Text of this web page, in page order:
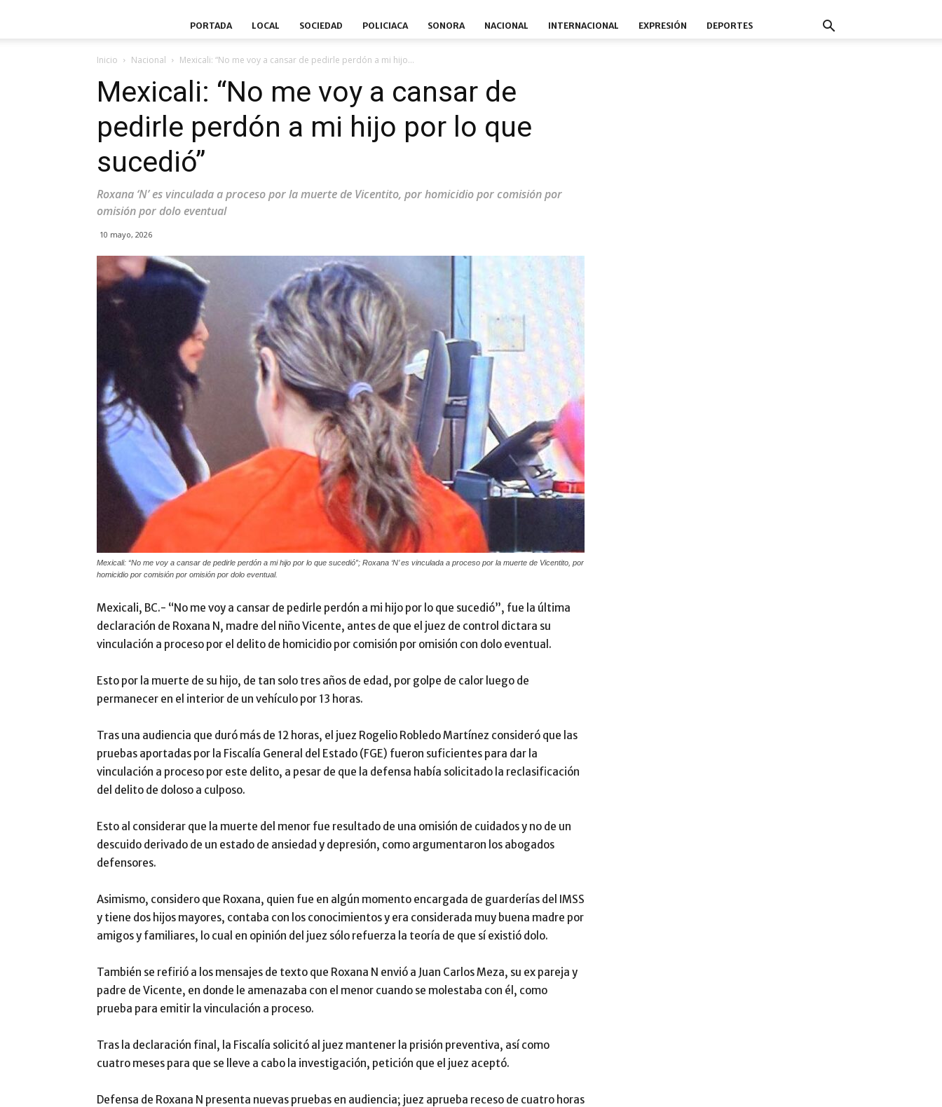
PORTADA LOCAL SOCIEDAD POLICIACA SONORA NACIONAL INTERNACIONAL EXPRESIÓN DEPORTES
Inicio Nacional Mexicali: “No me voy a cansar de pedirle perdón a mi hijo...
Mexicali: “No me voy a cansar de
pedirle perdón a mi hijo por lo que
sucedió”
Roxana ‘N’ es vinculada a proceso por la muerte de Vicentito, por homicidio por comisión por
omisión por dolo eventual
10 mayo, 2026
Mexicali: “No me voy a cansar de pedirle perdón a mi hijo por lo que sucedió”; Roxana ‘N’ es vinculada a proceso por la muerte de Vicentito, por
homicidio por comisión por omisión por dolo eventual.
Mexicali, BC.- “No me voy a cansar de pedirle perdón a mi hijo por lo que sucedió”, fue la última
declaración de Roxana N, madre del niño Vicente, antes de que el juez de control dictara su
vinculación a proceso por el delito de homicidio por comisión por omisión con dolo eventual.
Esto por la muerte de su hijo, de tan solo tres años de edad, por golpe de calor luego de
permanecer en el interior de un vehículo por 13 horas.
Tras una audiencia que duró más de 12 horas, el juez Rogelio Robledo Martínez consideró que las
pruebas aportadas por la Fiscalía General del Estado (FGE) fueron suficientes para dar la
vinculación a proceso por este delito, a pesar de que la defensa había solicitado la reclasificación
del delito de doloso a culposo.
Esto al considerar que la muerte del menor fue resultado de una omisión de cuidados y no de un
descuido derivado de un estado de ansiedad y depresión, como argumentaron los abogados
defensores.
Asimismo, considero que Roxana, quien fue en algún momento encargada de guarderías del IMSS
y tiene dos hijos mayores, contaba con los conocimientos y era considerada muy buena madre por
amigos y familiares, lo cual en opinión del juez sólo refuerza la teoría de que sí existió dolo.
También se refirió a los mensajes de texto que Roxana N envió a Juan Carlos Meza, su ex pareja y
padre de Vicente, en donde le amenazaba con el menor cuando se molestaba con él, como
prueba para emitir la vinculación a proceso.
Tras la declaración final, la Fiscalía solicitó al juez mantener la prisión preventiva, así como
cuatro meses para que se lleve a cabo la investigación, petición que el juez aceptó.
Defensa de Roxana N presenta nuevas pruebas en audiencia; juez aprueba receso de cuatro horas